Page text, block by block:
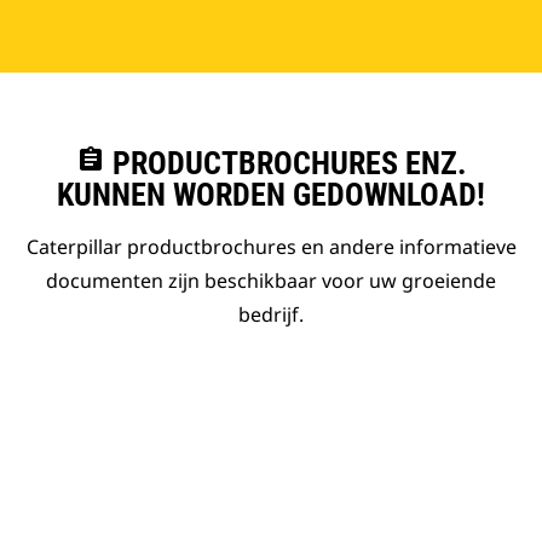
assignment PRODUCTBROCHURES ENZ.
KUNNEN WORDEN GEDOWNLOAD!
Caterpillar productbrochures en andere informatieve
documenten zijn beschikbaar voor uw groeiende
bedrijf.